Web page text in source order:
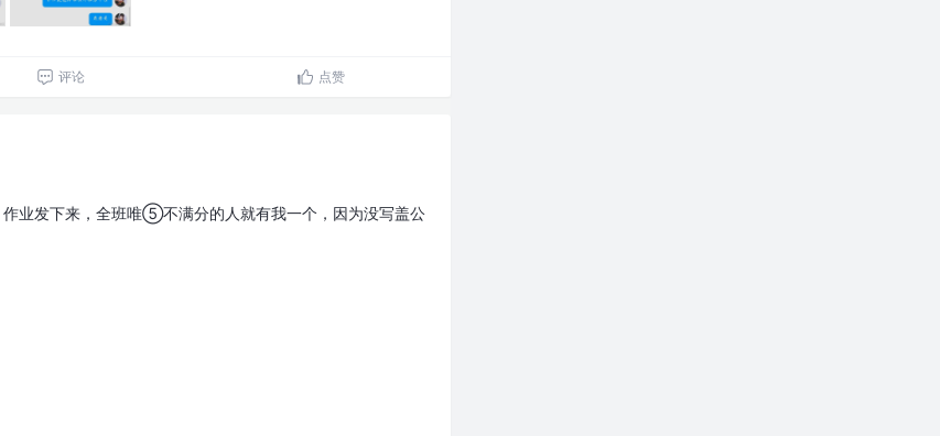
评论 点赞
作业发下来，全班唯⑤不满分的人就有我一个，因为没写盖公